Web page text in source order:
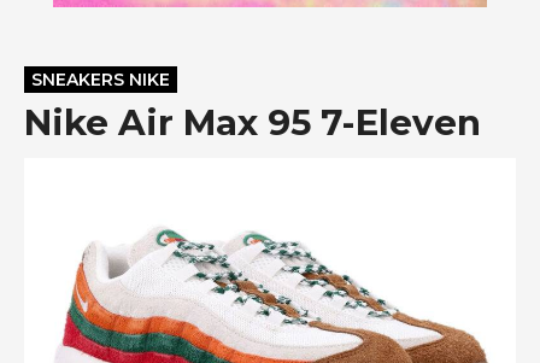
SNEAKERS NIKE
Nike Air Max 95 7-Eleven